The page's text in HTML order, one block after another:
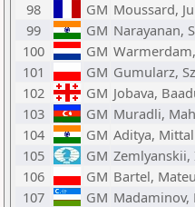
98
GM Moussard,
99
GM Narayanan,
100
GM
101
GM Gumularz,
102
GM Jobava,
103
GM Muradli,
104
GM Aditya, Mittal
105
GM Zemlyanskii,
106
GM Bartel,
107
GM